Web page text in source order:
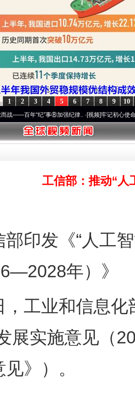
10
9
8
7
6
5
4
3
2
1
“纪”事⑧加强纪律..·[视频]牢记初心使命 奋进复兴
工信部：推动“人
发《“人工智
年）》
业和信息化
展实施意见（
见》）。